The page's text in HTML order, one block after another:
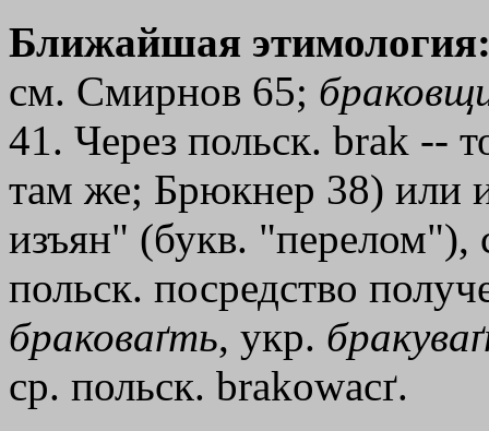
Ближайшая
см. Смирнов 65;
41. Через польск. brak --
там же; Брюкнер 38) или
изъян" (букв. "перелом"),
польск. посредство
браковаґть, укр.
ср. польск. brakowacґ.